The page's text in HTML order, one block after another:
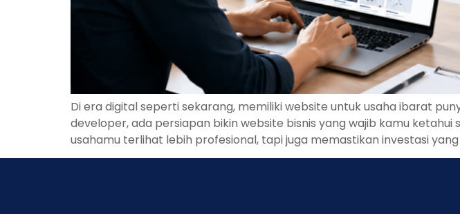
Di era digital seperti sekarang, memiliki website untuk usaha ibarat
developer, ada persiapan bikin website bisnis yang wajib kamu
usahamu terlihat lebih profesional, tapi juga memastikan investasi